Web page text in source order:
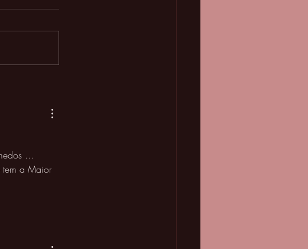
...
tem a Maior